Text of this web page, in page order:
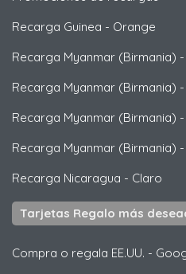
Recarga Guinea - Orange
Recarga Myanmar (Birmania) -
Recarga Myanmar (Birmania) -
Recarga Myanmar (Birmania) -
Recarga Myanmar (Birmania) -
Recarga Nicaragua - Claro
Tarjetas Regalo más
Compra o regala EE.UU. -